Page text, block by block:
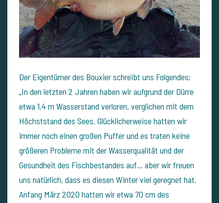
Der Eigentümer des Bouxier schreibt uns Folgendes:
„In den letzten 2 Jahren haben wir aufgrund der Dürre
etwa 1,4 m Wasserstand verloren, verglichen mit dem
Höchststand des Sees. Glücklicherweise hatten wir
immer noch einen großen Puffer und es traten keine
größeren Probleme mit der Wasserqualität und der
Gesundheit des Fischbestandes auf... aber wir freuen
uns natürlich, dass es diesen Winter viel geregnet hat.
Anfang März 2020 hatten wir etwa 70 cm des